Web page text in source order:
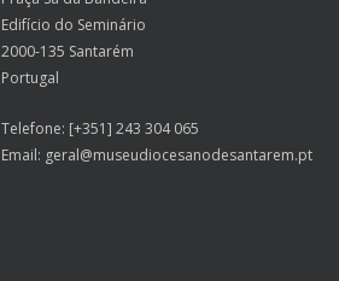
Edifício do Seminário
2000-135 Santarém
Portugal
Telefone: [+351] 243 304 065
Email: geral@museudiocesanodesantarem.pt